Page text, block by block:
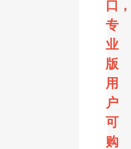
口，
专
业
版
用
户
可
购